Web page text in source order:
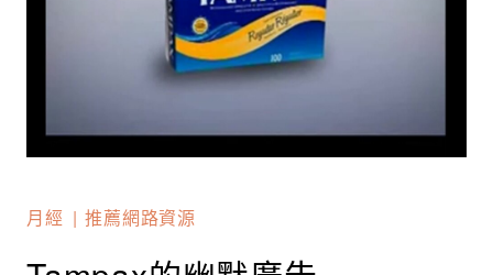
月經 推薦網路資源